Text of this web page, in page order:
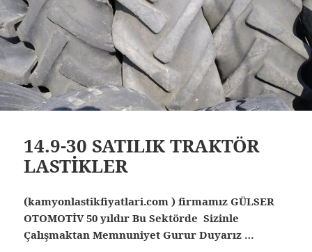
14.9-30 SATILIK TRAKTÖR
LASTİKLER
(kamyonlastikfiyatlari.com ) firmamız GÜLSER
OTOMOTİV 50 yıldır Bu Sektörde Sizinle
Çalışmaktan Memnuniyet Gurur Duyarız …